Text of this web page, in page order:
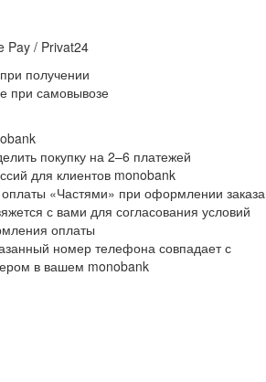
Pay / Privat24
получении
при самовывозе
покупку на 2–6 платежей
для клиентов monobank
«Частями» при оформлении заказа
с вами для согласования условий
оплаты
номер телефона совпадает с
в вашем monobank